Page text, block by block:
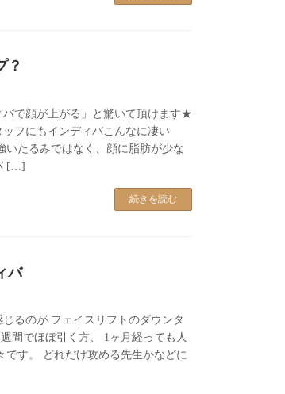
？
バで顔が上がる」と驚いて頂けます★
フにもインディバこんなに凄い
いたるみではなく、顔に脂肪が少な
[…]
続きを読む
バ
るのが フェイスリフトのダウンタ
間でほぼ引く方、 1ヶ月経っても人
です。 どれだけ攻める先生かなどに